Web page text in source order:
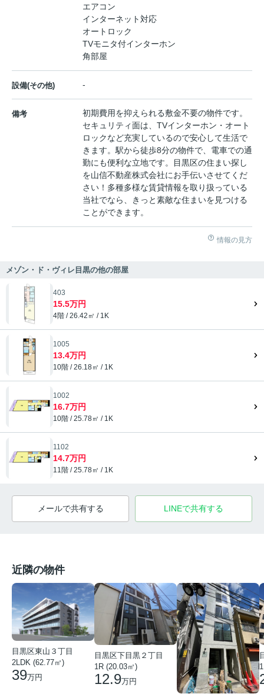
エアコン
インターネット対応
オートロック
TVモニタ付インターホン
角部屋
設備(その他) -
備考
初期費用を抑えられる敷金不要の物件です。
セキュリティ面は、TVインターホン・オート
ロックなど充実しているので安心して生活で
きます。駅から徒歩8分の物件で、電車での通
勤にも便利な立地です。目黒区の住まい探し
を山信不動産株式会社にお手伝いさせてくだ
さい！多種多様な賃貸情報を取り扱っている
当社でなら、きっと素敵な住まいを見つける
ことができます。
情報の見方
メゾン・ド・ヴィレ目黒の他の部屋
403
15.5万円
4階 / 26.42㎡ / 1K
1005
13.4万円
10階 / 26.18㎡ / 1K
1002
16.7万円
10階 / 25.78㎡ / 1K
1102
14.7万円
11階 / 25.78㎡ / 1K
メールで共有する LINEで共有する
近隣の物件
目黒区東山３丁目
2LDK (62.77㎡)
39万円
目黒区下目黒２丁目
1R (20.03㎡)
12.9万円